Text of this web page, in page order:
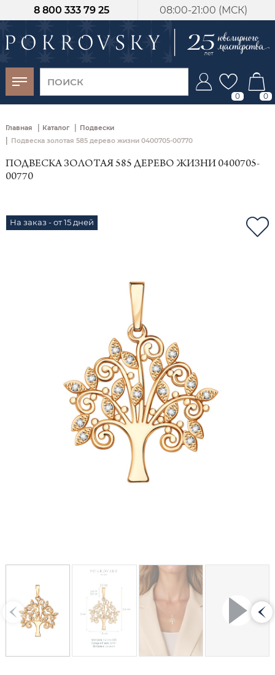
08:00-21:00 (МСК)
8 800 333 79 25
0 0
Главная | Каталог | Подвески
| Подвеска золотая 585 дерево жизни 0400705-00770
ПОДВЕСКА ЗОЛОТАЯ 585 ДЕРЕВО ЖИЗНИ 0400705-
00770
На заказ - от 15 дней
-30%
от 15 дней с
момента оплаты